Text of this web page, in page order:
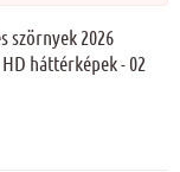
szörnyek 2026
háttérképek - 02